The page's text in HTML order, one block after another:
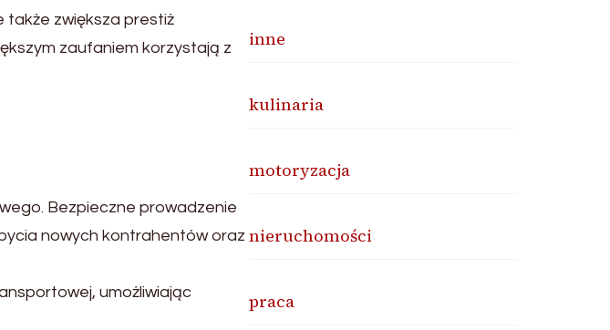
także zwiększa prestiż
zaufaniem korzystają z
Bezpieczne prowadzenie
nowych kontrahentów oraz
umożliwiając
inne
kulinaria
motoryzacja
nieruchomości
praca